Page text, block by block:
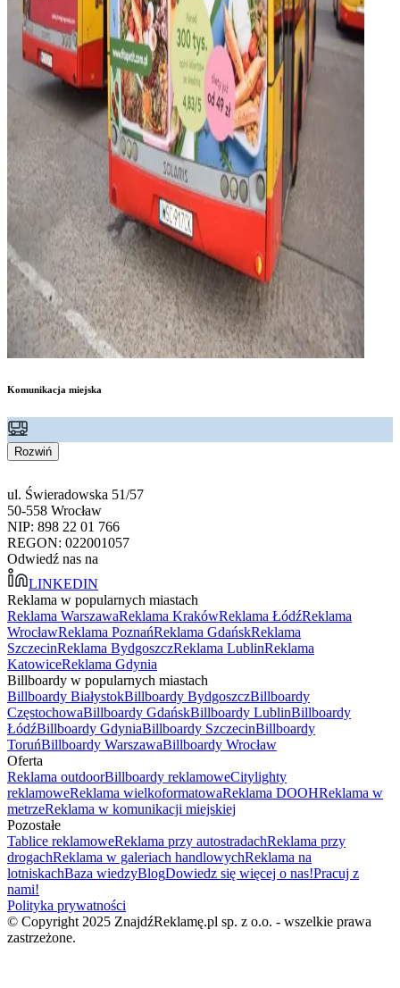
Komunikacja miejska
Rozwiń
ul. Świeradowska 51/57
50-558 Wrocław
NIP: 898 22 01 766
REGON: 022001057
Odwiedź nas na
LINKEDIN
Reklama w popularnych miastach
Reklama WarszawaReklama KrakówReklama ŁódźReklama
WrocławReklama PoznańReklama GdańskReklama
SzczecinReklama BydgoszczReklama LublinReklama
KatowiceReklama Gdynia
Billboardy w popularnych miastach
Billboardy BiałystokBillboardy BydgoszczBillboardy
CzęstochowaBillboardy GdańskBillboardy LublinBillboardy
ŁódźBillboardy GdyniaBillboardy SzczecinBillboardy
ToruńBillboardy WarszawaBillboardy Wrocław
Oferta
Reklama outdoorBillboardy reklamoweCitylighty
reklamoweReklama wielkoformatowaReklama DOOHReklama w
metrzeReklama w komunikacji miejskiej
Pozostałe
Tablice reklamoweReklama przy autostradachReklama przy
drogachReklama w galeriach handlowychReklama na
lotniskachBaza wiedzyBlogDowiedz się więcej o nas!Pracuj z
nami!
Polityka prywatności
© Copyright 2025 ZnajdźReklamę.pl sp. z o.o. - wszelkie prawa
zastrzeżone.